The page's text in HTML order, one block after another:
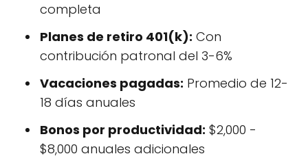
completa
Planes de retiro 401(k): Con
contribución patronal del 3-6%
Vacaciones pagadas: Promedio de 12-
18 días anuales
Bonos por productividad: $2,000 -
$8,000 anuales adicionales